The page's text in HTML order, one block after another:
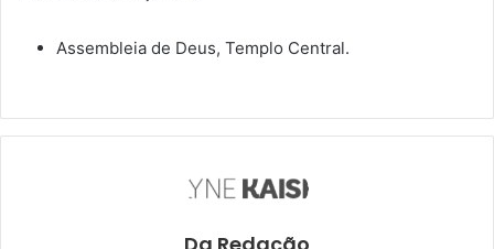
Assembleia de Deus, Templo Central.